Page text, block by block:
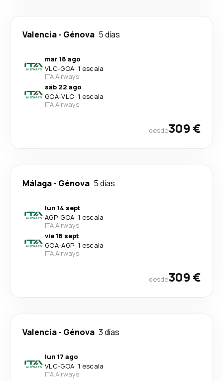
Valencia- Génova 5 días
mar 18 ago
VLC-GOA· 1 escala
ITA Airways
sáb 22 ago
GOA-VLC· 1 escala
ITA Airways
desde309 €
Málaga- Génova 5 días
lun 14 sept
AGP-GOA· 1 escala
ITA Airways
vie 18 sept
GOA-AGP· 1 escala
ITA Airways
desde309 €
Valencia- Génova 3 días
lun 17 ago
VLC-GOA· 1 escala
ITA Airways